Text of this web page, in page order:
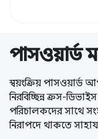
পাসওয়ার্ড
স্বয়ংক্রিয়
নিরবিচ্ছিন্ন ক্রস-
পরিচালকদের সাথে
নিরাপদে থাকতে